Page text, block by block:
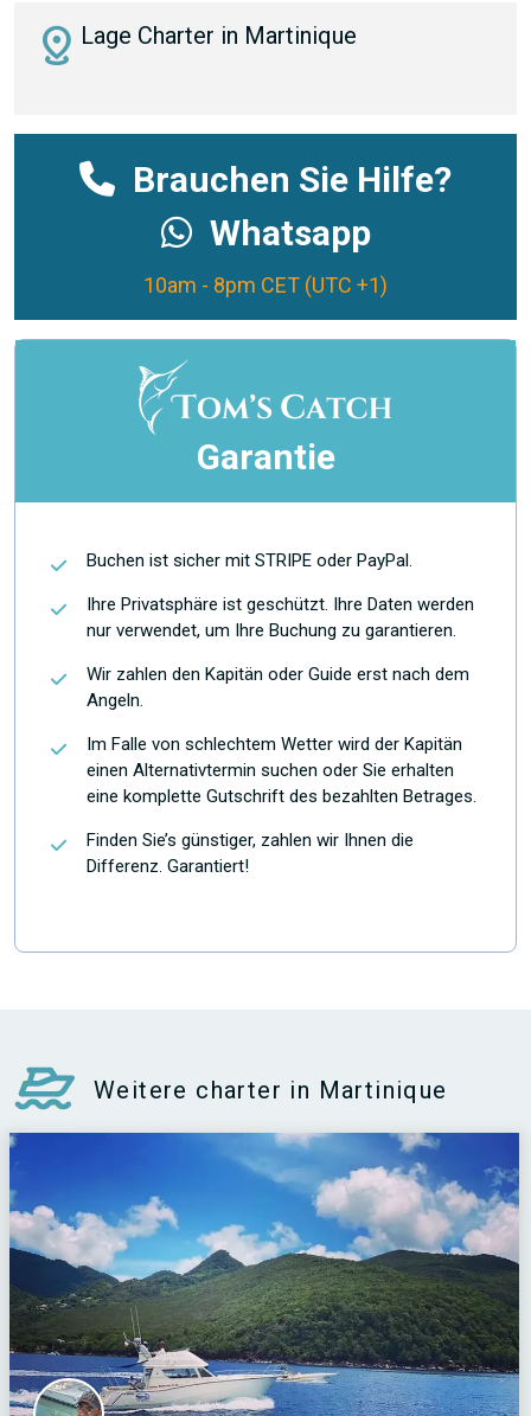
distance Lage Charter in Martinique
Brauchen Sie Hilfe?
Whatsapp
10am - 8pm CET (UTC +1)
Garantie
Buchen ist sicher mit STRIPE oder PayPal.
Ihre Privatsphäre ist geschützt. Ihre Daten werden
nur verwendet, um Ihre Buchung zu garantieren.
Wir zahlen den Kapitän oder Guide erst nach dem
Angeln.
Im Falle von schlechtem Wetter wird der Kapitän
einen Alternativtermin suchen oder Sie erhalten
eine komplette Gutschrift des bezahlten Betrages.
Finden Sie’s günstiger, zahlen wir Ihnen die
Differenz. Garantiert!
Weitere charter in Martinique